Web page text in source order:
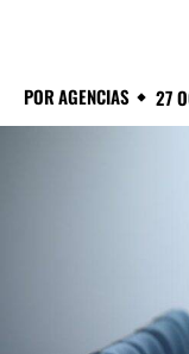
PORAGENCIAS 27